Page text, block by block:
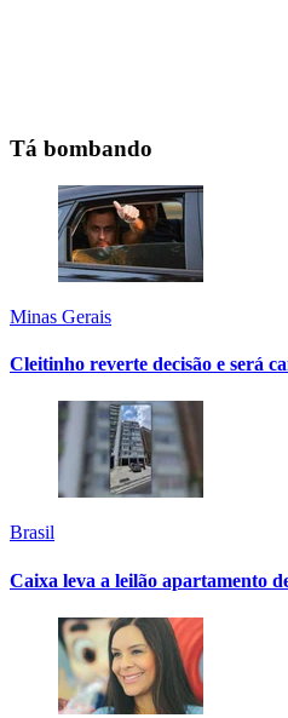
Tá bombando
Minas Gerais
Cleitinho reverte decisão e será
Brasil
Caixa leva a leilão apartamento